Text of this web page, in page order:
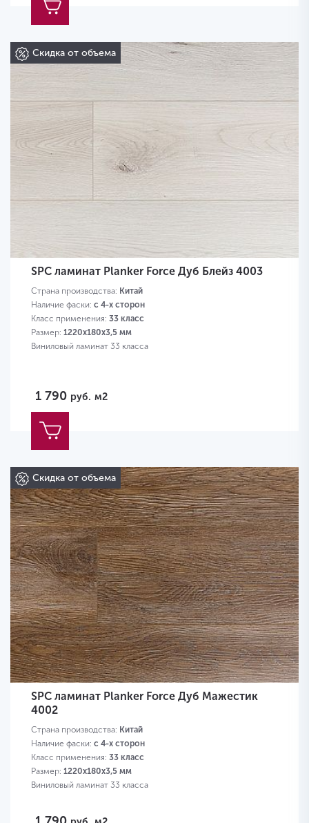
Скидка от объема
SPC ламинат Planker Force Дуб Блейз 4003
Страна производства: Китай
Наличие фаски: с 4-х сторон
Класс применения: 33 класс
Размер: 1220х180х3,5 мм
Виниловый ламинат 33 класса
1 790 руб. м2
Скидка от объема
SPC ламинат Planker Force Дуб Мажестик
4002
Страна производства: Китай
Наличие фаски: с 4-х сторон
Класс применения: 33 класс
Размер: 1220х180х3,5 мм
Виниловый ламинат 33 класса